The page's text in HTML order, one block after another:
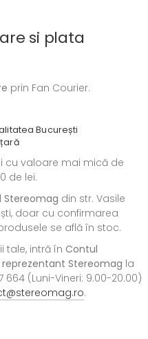
si plata
prin Fan Courier.
București
cu valoare mai mică de
de lei.
Stereomag din str. Vasile
doar cu confirmarea
se află în stoc.
tale, intră în Contul
reprezentant Stereomag la
(Luni-Vineri: 9.00-20.00)
.